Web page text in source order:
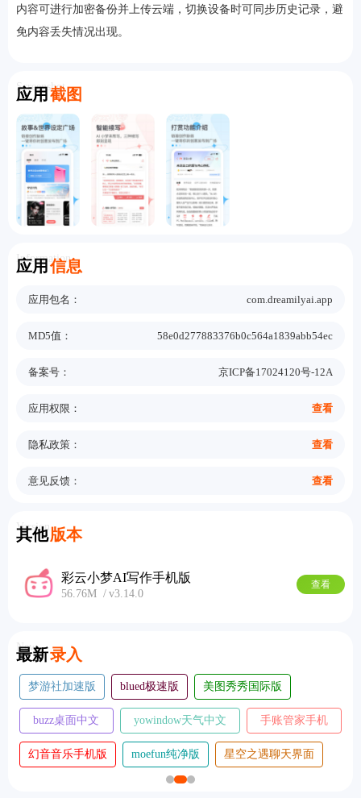
内容可进行加密备份并上传云端，切换设备时可同步历史记录，避
免内容丢失情况出现。
应用 截图
Screenshot
应用 信息
Information
应用包名： com.dreamilyai.app
MD5值： 58e0d277883376b0c564a1839abb54ec
备案号： 京ICP备17024120号-12A
应用权限： 查看
隐私政策： 查看
意见反馈： 查看
其他版本
Version
彩云小梦AI写作手机版
56.76M v3.14.0
查看
最新录入
New
梦游社加速版 blued极速版 美图秀秀国际版
buzz桌面中文
版
yowindow天气中文
版
手账管家手机
版
幻音音乐手机版
moefun纯净版 星空之遇聊天界面